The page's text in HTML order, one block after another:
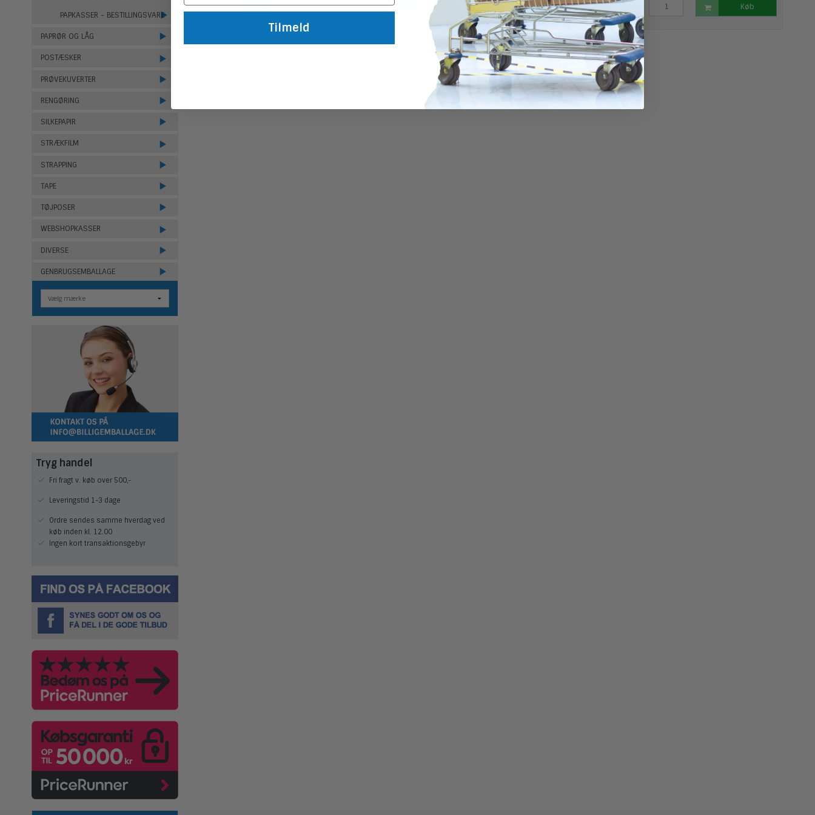
PAPKASSER - BESTILLINGSVARE
PAPRØR OG LÅG
POSTÆSKER
PRØVEKUVERTER
RENGØRING
SILKEPAPIR
STRÆKFILM
STRAPPING
TAPE
TØJPOSER
WEBSHOPKASSER
DIVERSE
GENBRUGSEMBALLAGE
Tryg handel
Fri fragt v. køb over 500,-
Leveringstid 1-3 dage
Ordre sendes samme hverdag ved
køb inden kl. 12.00
Ingen kort transaktionsgebyr
Køb Køb Køb
Tilmeld